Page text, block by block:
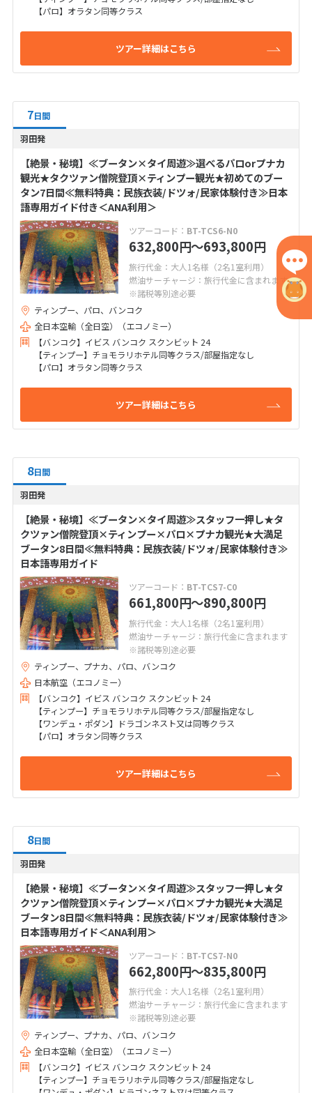
【パロ】オラタン同等クラス
ツアー詳細はこちら
7日間
羽田発
【絶景・秘境】≪ブータン×タイ周遊≫選べるパロorプナカ
観光★タクツァン僧院登頂×ティンプー観光★初めてのブー
タン7日間≪無料特典：民族衣装/ドツォ/民家体験付き≫日本
語専用ガイド付き＜ANA利用＞
ツアーコード： BT-TCS6-N0
632,800円〜693,800円
旅行代金：大人1名様（2名1室利用）
燃油サーチャージ：旅行代金に含まれます
※諸税等別途必要
ティンプー、パロ、バンコク
全日本空輸（全日空）（エコノミー）
【バンコク】イビス バンコク スクンビット 24
【ティンプー】チョモラリホテル同等クラス/部屋指定なし
【パロ】オラタン同等クラス
ツアー詳細はこちら
8日間
羽田発
【絶景・秘境】≪ブータン×タイ周遊≫スタッフ一押し★タ
クツァン僧院登頂×ティンプー×パロ×プナカ観光★大満足
ブータン8日間≪無料特典：民族衣装/ドツォ/民家体験付き≫
日本語専用ガイド
ツアーコード： BT-TCS7-C0
661,800円〜890,800円
旅行代金：大人1名様（2名1室利用）
燃油サーチャージ：旅行代金に含まれます
※諸税等別途必要
ティンプー、プナカ、パロ、バンコク
日本航空（エコノミー）
【バンコク】イビス バンコク スクンビット 24
【ティンプー】チョモラリホテル同等クラス/部屋指定なし
【ワンデュ・ポダン】ドラゴンネスト又は同等クラス
【パロ】オラタン同等クラス
ツアー詳細はこちら
8日間
羽田発
【絶景・秘境】≪ブータン×タイ周遊≫スタッフ一押し★タ
クツァン僧院登頂×ティンプー×パロ×プナカ観光★大満足
ブータン8日間≪無料特典：民族衣装/ドツォ/民家体験付き≫
日本語専用ガイド＜ANA利用＞
ツアーコード： BT-TCS7-N0
662,800円〜835,800円
旅行代金：大人1名様（2名1室利用）
燃油サーチャージ：旅行代金に含まれます
※諸税等別途必要
ティンプー、プナカ、パロ、バンコク
全日本空輸（全日空）（エコノミー）
【バンコク】イビス バンコク スクンビット 24
【ティンプー】チョモラリホテル同等クラス/部屋指定なし